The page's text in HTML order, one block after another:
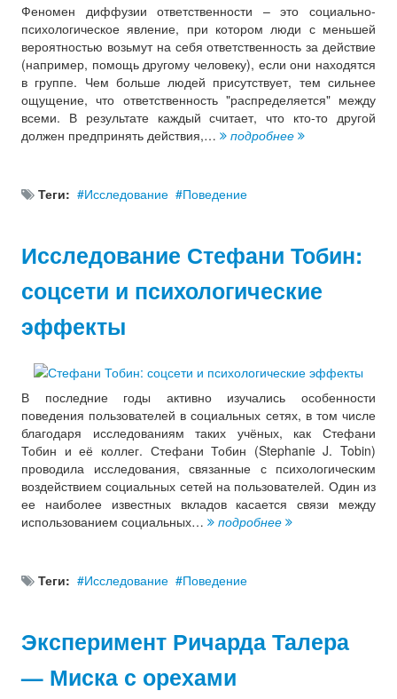
Феномен диффузии ответственности – это социально-
психологическое явление, при котором люди с меньшей
вероятностью возьмут на себя ответственность за действие
(например, помощь другому человеку), если они находятся
в группе. Чем больше людей присутствует, тем сильнее
ощущение, что ответственность "распределяется" между
всеми. В результате каждый считает, что кто-то другой
должен предпринять действия,…
подробнее
Теги: Исследование Поведение
Исследование Стефани Тобин:
соцсети и психологические
эффекты
В последние годы активно изучались особенности
поведения пользователей в социальных сетях, в том числе
благодаря исследованиям таких учёных, как Стефани
Тобин и её коллег. Стефани Тобин (Stephanie J. Tobin)
проводила исследования, связанные с психологическим
воздействием социальных сетей на пользователей. Один из
ее наиболее известных вкладов касается связи между
использованием социальных…
подробнее
Теги: Исследование Поведение
Эксперимент Ричарда Талера
— Миска с орехами